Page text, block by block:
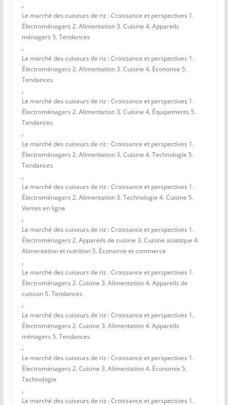
,
Le marché des cuiseurs de riz : Croissance et perspectives 1.
Électroménagers 2. Alimentation 3. Cuisine 4. Appareils
ménagers 5. Tendances
,
Le marché des cuiseurs de riz : Croissance et perspectives 1.
Électroménagers 2. Alimentation 3. Cuisine 4. Économie 5.
Tendances
,
Le marché des cuiseurs de riz : Croissance et perspectives 1.
Électroménagers 2. Alimentation 3. Cuisine 4. Équipements 5.
Tendances
,
Le marché des cuiseurs de riz : Croissance et perspectives 1.
Électroménagers 2. Alimentation 3. Cuisine 4. Technologie 5.
Tendances
,
Le marché des cuiseurs de riz : Croissance et perspectives 1.
Électroménagers 2. Alimentation 3. Technologie 4. Cuisine 5.
Ventes en ligne
,
Le marché des cuiseurs de riz : Croissance et perspectives 1.
Électroménagers 2. Appareils de cuisine 3. Cuisine asiatique 4.
Alimentation et nutrition 5. Économie et commerce
,
Le marché des cuiseurs de riz : Croissance et perspectives 1.
Électroménagers 2. Cuisine 3. Alimentation 4. Appareils de
cuisson 5. Tendances
,
Le marché des cuiseurs de riz : Croissance et perspectives 1.
Électroménagers 2. Cuisine 3. Alimentation 4. Appareils
ménagers 5. Tendances
,
Le marché des cuiseurs de riz : Croissance et perspectives 1.
Électroménagers 2. Cuisine 3. Alimentation 4. Économie 5.
Technologie
,
Le marché des cuiseurs de riz : Croissance et perspectives 1.